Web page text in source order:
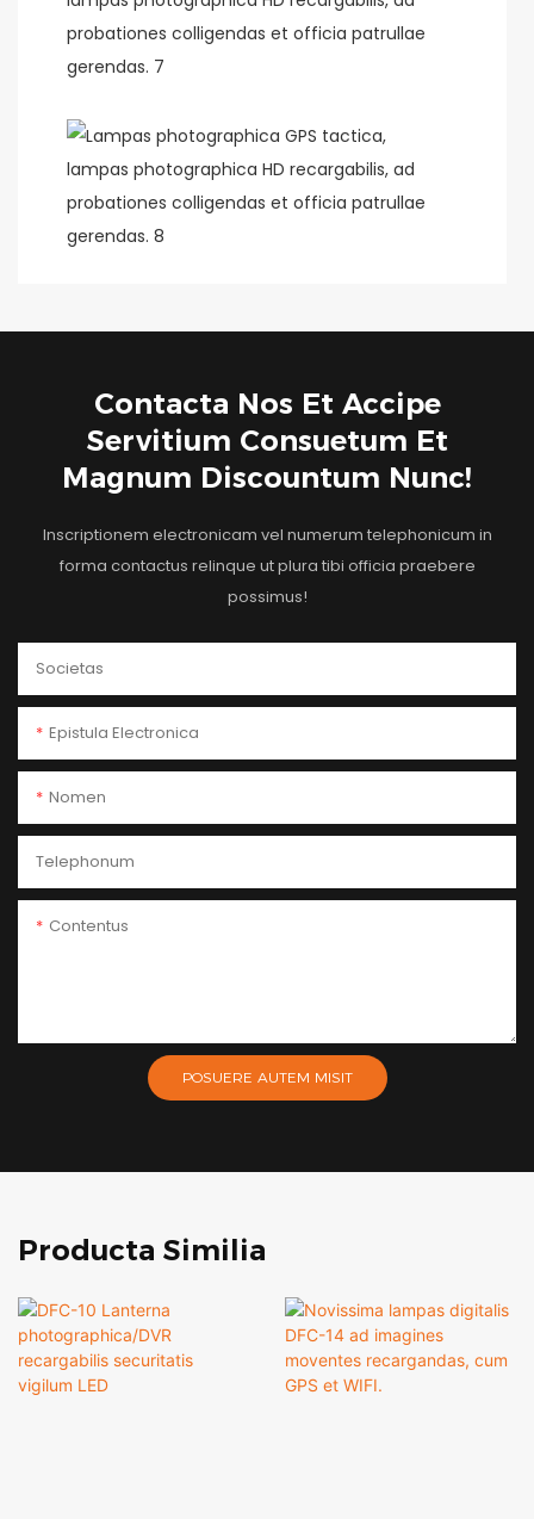
Contacta Nos Et Accipe
Servitium Consuetum Et
Magnum Discountum Nunc!
Inscriptionem electronicam vel numerum telephonicum in
forma contactus relinque ut plura tibi officia praebere
possimus!
Societas
Epistula Electronica
Nomen
Telephonum
Contentus
POSUERE AUTEM MISIT
Producta Similia